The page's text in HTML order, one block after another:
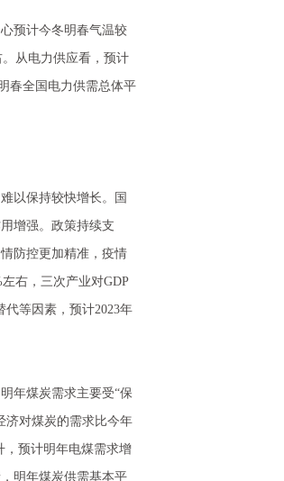
预计今冬明春气温较
从电力供应看，预计
春全国电力供需总体平
以保持较快增长。国
增强。政策持续支
防控更加精准，疫情
右，三次产业对GDP
等因素，预计2023年
年煤炭需求主要受“保
济对煤炭的需求比今年
，预计明年电煤需求增
明年煤炭供需基本平